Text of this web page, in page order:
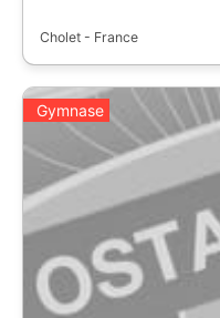
Cholet - France
Gymnase